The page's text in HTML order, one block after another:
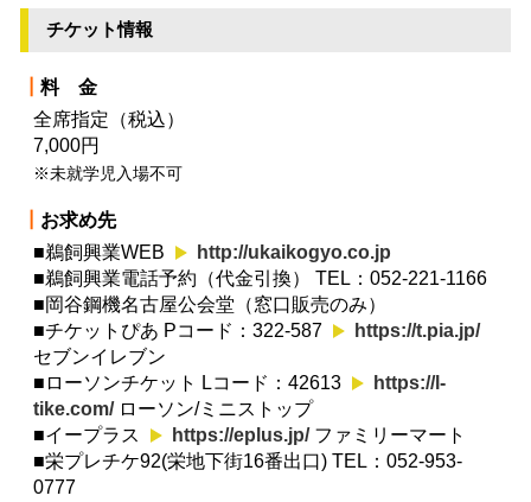
チケット情報
料 金
全席指定（税込）
7,000円
※未就学児入場不可
お求め先
■鵜飼興業WEB
http://ukaikogyo.co.jp
■鵜飼興業電話予約（代金引換） TEL：052-221-1166
■岡谷鋼機名古屋公会堂（窓口販売のみ）
■チケットぴあ Pコード：322-587
https://t.pia.jp/
セブンイレブン
■ローソンチケット Lコード：42613
https://l-
tike.com/ローソン/ミニストップ
■イープラス
https://eplus.jp/ファミリーマート
■栄プレチケ92(栄地下街16番出口) TEL：052-953-
0777